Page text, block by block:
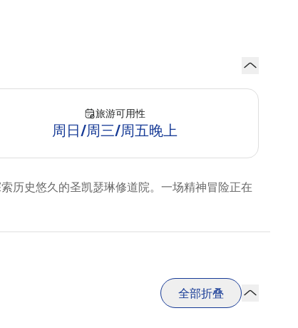
旅游可用性
周日/周三/周五晚上
历史悠久的圣凯瑟琳修道院。一场精神冒险正在
全部折叠